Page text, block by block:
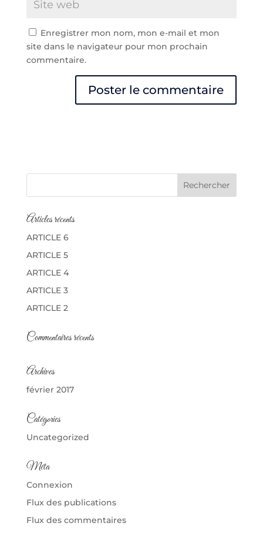
Enregistrer mon nom, mon e-mail et mon
site dans le navigateur pour mon prochain
commentaire.
i
v
:
Articles récents
ARTICLE 6
ARTICLE 5
ARTICLE 4
ARTICLE 3
ARTICLE 2
Commentaires récents
Archives
février 2017
Catégories
Uncategorized
Méta
Connexion
Flux des publications
Flux des commentaires